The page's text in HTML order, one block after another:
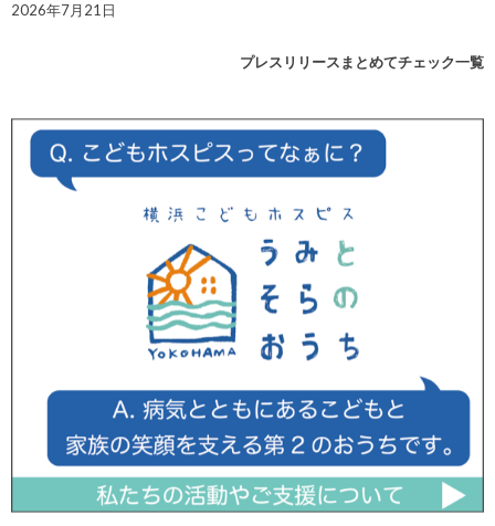
2026年7月21日
プレスリリースまとめてチェック一覧